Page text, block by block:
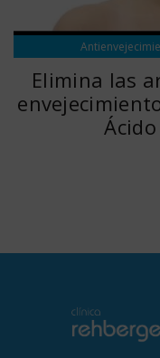
Elimina las